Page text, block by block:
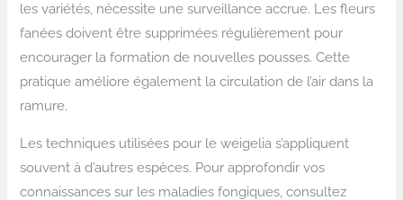
les variétés, nécessite une surveillance accrue. Les fleurs
fanées doivent être supprimées régulièrement pour
encourager la formation de nouvelles pousses. Cette
pratique améliore également la circulation de l’air dans la
ramure.
Les techniques utilisées pour le weigelia s’appliquent
souvent à d’autres espèces. Pour approfondir vos
connaissances sur les maladies fongiques, consultez